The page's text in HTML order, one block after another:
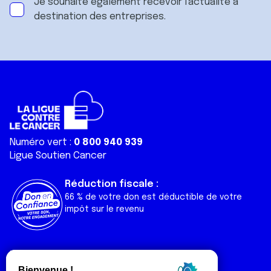
Je souhaite également recevoir l'actualité à
destination des entreprises.
Numéro vert : 0 800 940 939
Ligue Soutien Cancer
Réduction fiscale :
66 % de votre don est déductible de votre
impôt sur le revenu
Liens utiles